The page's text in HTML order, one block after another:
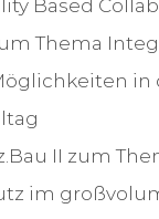
Based
Thema
in
II zum
im